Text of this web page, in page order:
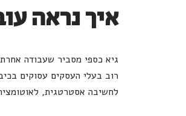
איך נראה
גיא כספי מסביר שעבודה
רוב בעלי העסקים עסוקים
לחשיבה אסטרטגית,